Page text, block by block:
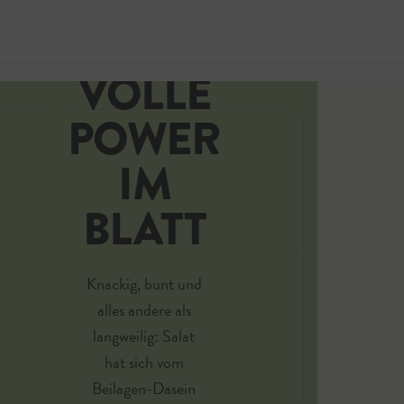
VOLLE
POWER
IM
BLATT
Knackig, bunt und
alles andere als
langweilig: Salat
hat sich vom
Beilagen-Dasein